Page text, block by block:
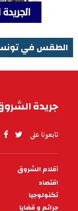
الطقس في
جريدة
تابعونا على
PIED
DE
PAGE
أقلام الشروق
اقتصاد
تكنولوجيا
جرائم و قضايا